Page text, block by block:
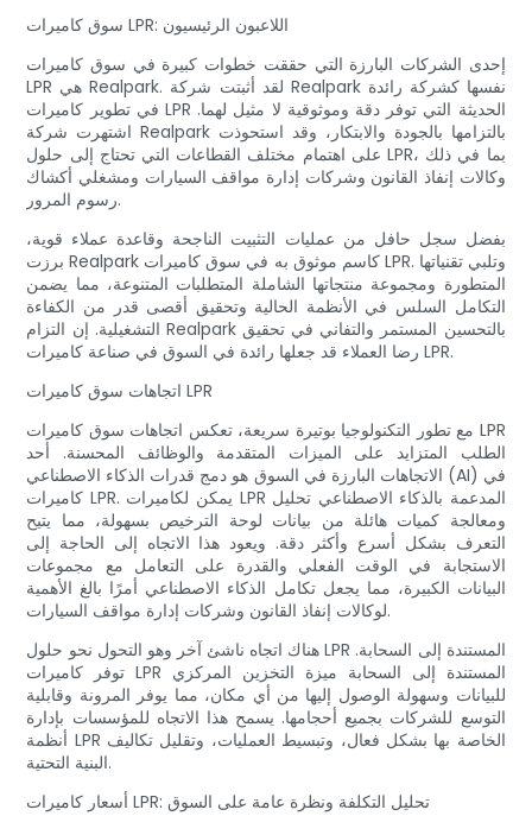
سوق كاميرات LPR: اللاعبون الرئيسيون
إحدى الشركات البارزة التي حققت خطوات كبيرة في سوق كاميرات
LPR هي Realpark. لقد أثبتت شركة Realpark نفسها كشركة رائدة
في تطوير كاميرات LPR الحديثة التي توفر دقة وموثوقية لا مثيل لهما.
اشتهرت شركة Realpark بالتزامها بالجودة والابتكار، وقد استحوذت
على اهتمام مختلف القطاعات التي تحتاج إلى حلول LPR، بما في ذلك
وكالات إنفاذ القانون وشركات إدارة مواقف السيارات ومشغلي أكشاك
رسوم المرور.
بفضل سجل حافل من عمليات التثبيت الناجحة وقاعدة عملاء قوية،
برزت Realpark كاسم موثوق به في سوق كاميرات LPR. وتلبي تقنياتها
المتطورة ومجموعة منتجاتها الشاملة المتطلبات المتنوعة، مما يضمن
التكامل السلس في الأنظمة الحالية وتحقيق أقصى قدر من الكفاءة
التشغيلية. إن التزام Realpark بالتحسين المستمر والتفاني في تحقيق
رضا العملاء قد جعلها رائدة في السوق في صناعة كاميرات LPR.
اتجاهات سوق كاميرات LPR
مع تطور التكنولوجيا بوتيرة سريعة، تعكس اتجاهات سوق كاميرات LPR
الطلب المتزايد على الميزات المتقدمة والوظائف المحسنة. أحد
الاتجاهات البارزة في السوق هو دمج قدرات الذكاء الاصطناعي (AI) في
كاميرات LPR. يمكن لكاميرات LPR المدعمة بالذكاء الاصطناعي تحليل
ومعالجة كميات هائلة من بيانات لوحة الترخيص بسهولة، مما يتيح
التعرف بشكل أسرع وأكثر دقة. ويعود هذا الاتجاه إلى الحاجة إلى
الاستجابة في الوقت الفعلي والقدرة على التعامل مع مجموعات
البيانات الكبيرة، مما يجعل تكامل الذكاء الاصطناعي أمرًا بالغ الأهمية
لوكالات إنفاذ القانون وشركات إدارة مواقف السيارات.
هناك اتجاه ناشئ آخر وهو التحول نحو حلول LPR المستندة إلى السحابة.
توفر كاميرات LPR المستندة إلى السحابة ميزة التخزين المركزي
للبيانات وسهولة الوصول إليها من أي مكان، مما يوفر المرونة وقابلية
التوسع للشركات بجميع أحجامها. يسمح هذا الاتجاه للمؤسسات بإدارة
أنظمة LPR الخاصة بها بشكل فعال، وتبسيط العمليات، وتقليل تكاليف
البنية التحتية.
أسعار كاميرات LPR: تحليل التكلفة ونظرة عامة على السوق